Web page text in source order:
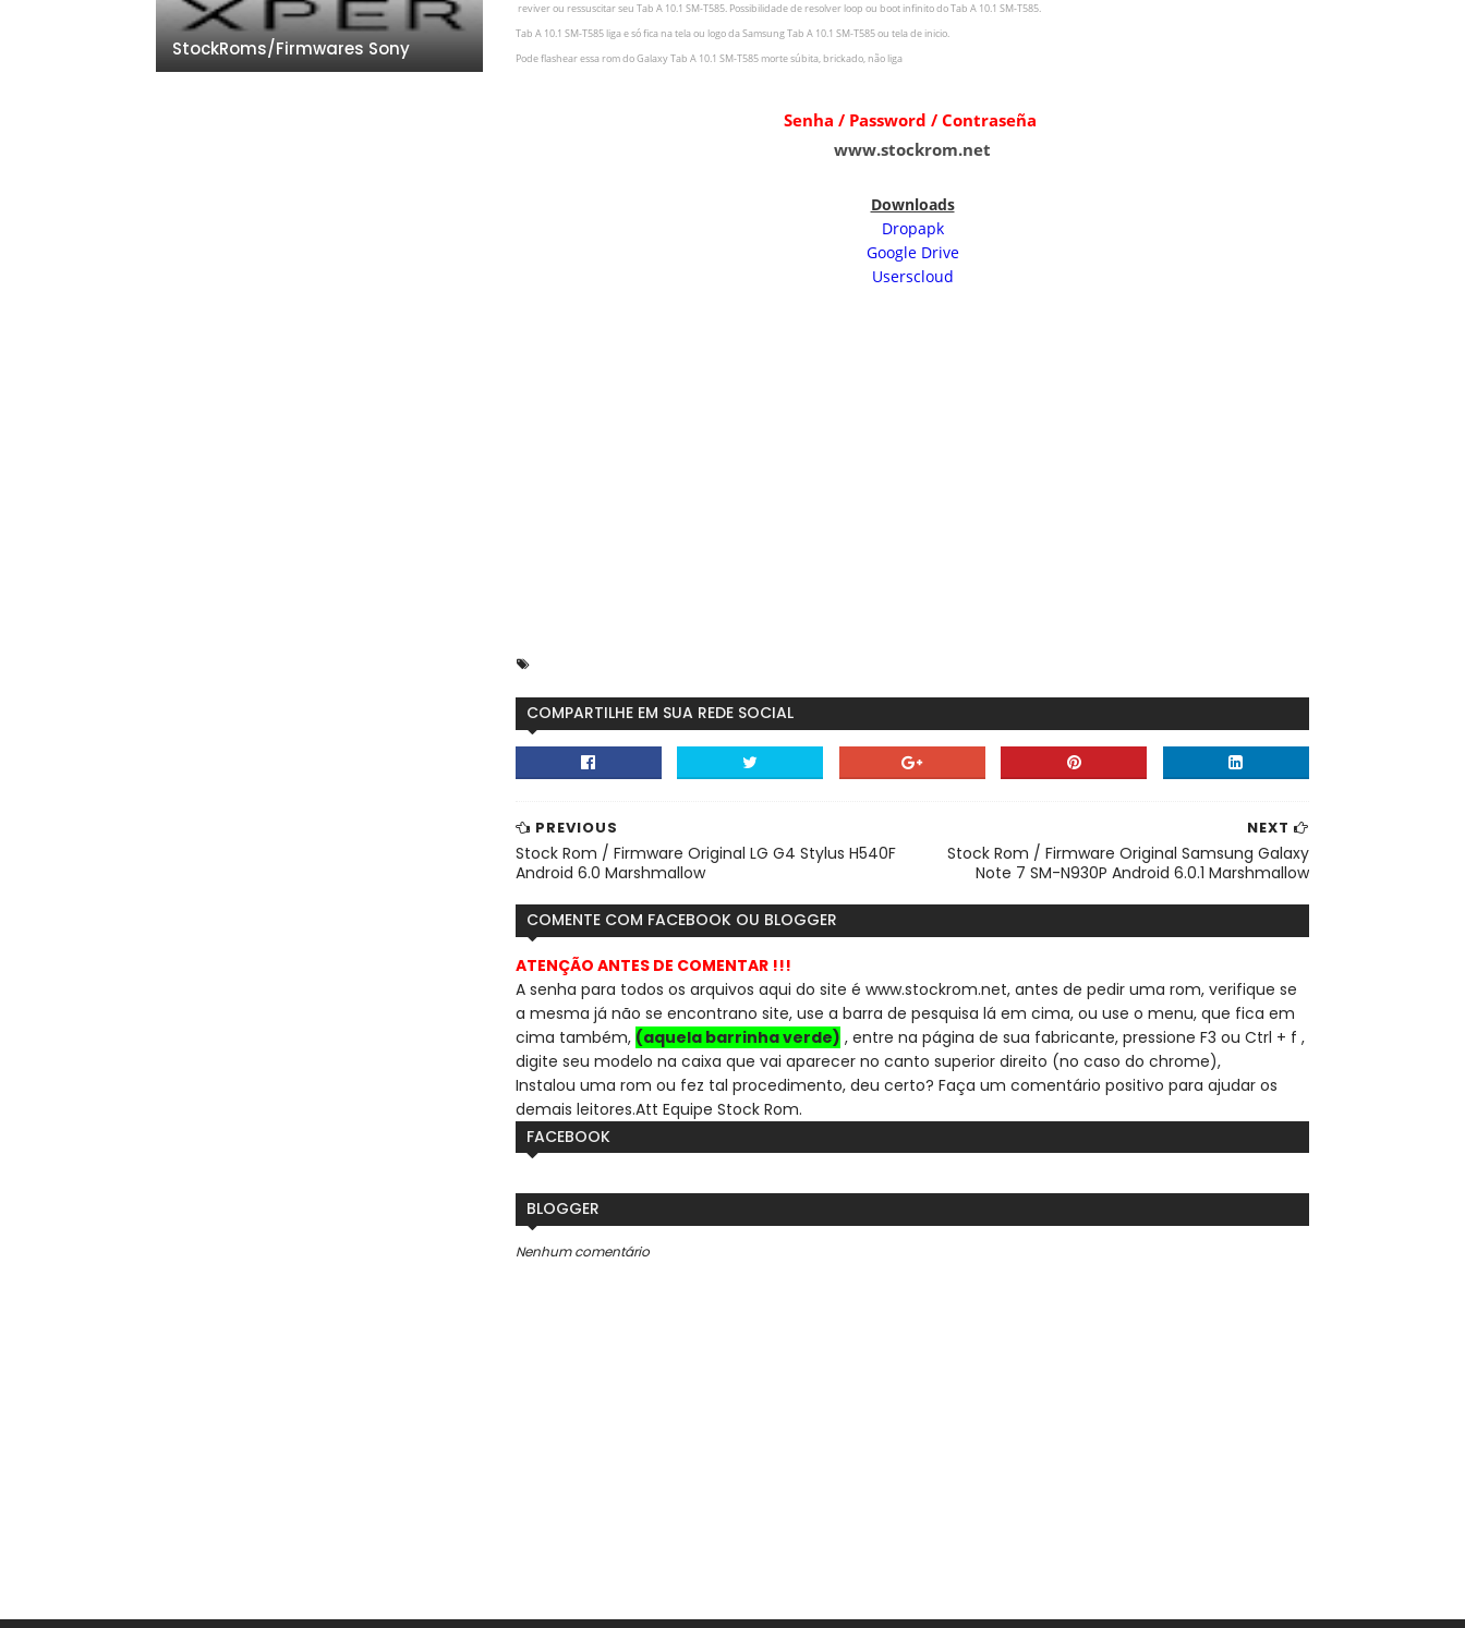
reviver ou ressuscitar seu Tab A 10.1 SM-T585. Possibilidade de resolver loop ou boot infinito doTab A 10.1 SM-T585.
Tab A 10.1 SM-T585 liga e só fica na tela ou logo da SamsungTab A 10.1 SM-T585ou tela de inicio.
Pode flashear essa rom doGalaxy Tab A 10.1 SM-T585 morte súbita, brickado, não liga
Senha / Password / Contraseña
www.stockrom.net
Downloads
Dropapk
Google Drive
Userscloud
COMPARTILHE EM SUA REDE SOCIAL
NEXT
Stock Rom / Firmware Original Samsung Galaxy
Note 7 SM-N930P Android 6.0.1 Marshmallow
PREVIOUS
Stock Rom / Firmware Original LG G4 Stylus H540F
Android 6.0 Marshmallow
COMENTE COM FACEBOOK OU BLOGGER
ATENÇÃO ANTES DE COMENTAR !!!
A senha para todos os arquivos aqui do site é www.stockrom.net, antes de pedir uma rom, verifique se
a mesma já não se encontrano site, use a barra de pesquisa lá em cima, ou use o menu, que fica em
cima também, (aquela barrinha verde) , entre na página de sua fabricante, pressione F3 ou Ctrl + f ,
digite seu modelo na caixa que vai aparecer no canto superior direito (no caso do chrome),
Instalou uma rom ou fez tal procedimento, deu certo? Faça um comentário positivo para ajudar os
demais leitores.Att Equipe Stock Rom.
FACEBOOK
BLOGGER
Nenhum comentário
StockRoms/Firmwares Sony